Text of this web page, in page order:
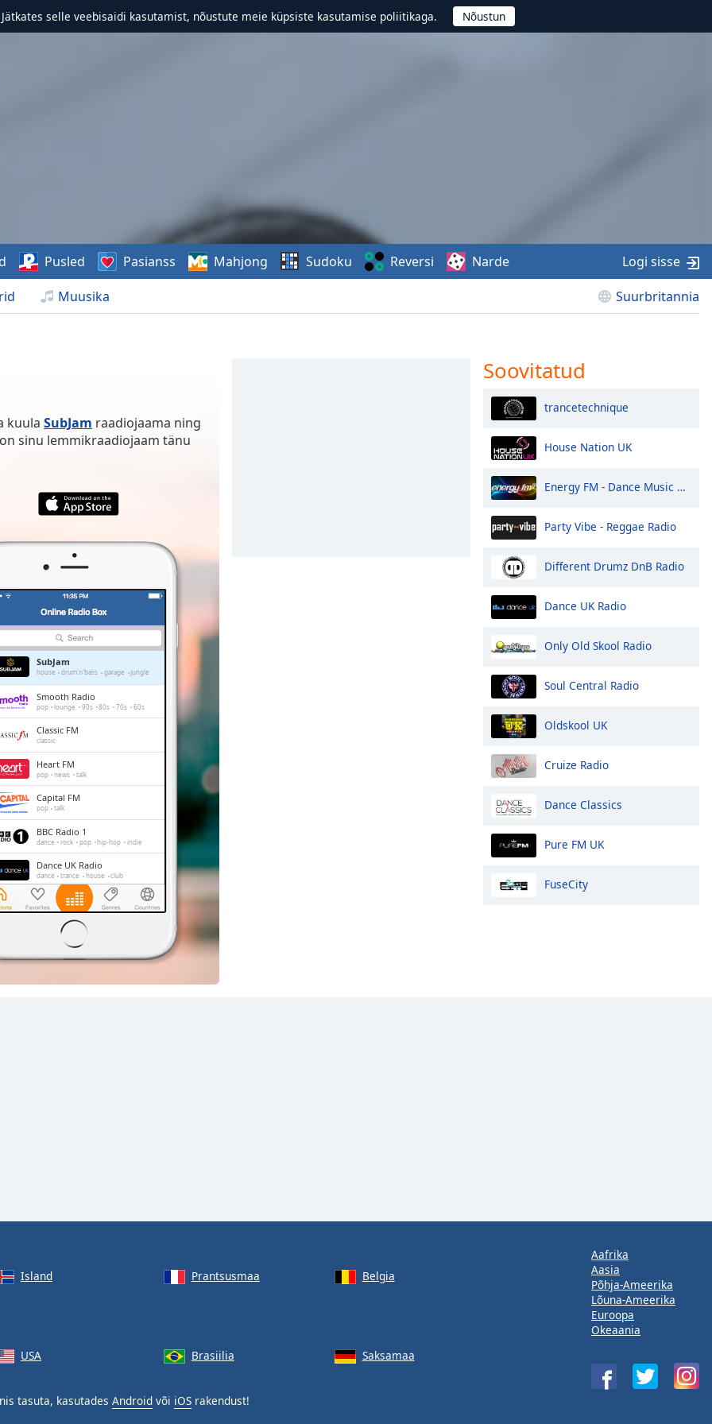
Jätkates selle veebisaidi kasutamist, nõustute meie küpsiste kasutamise poliitikaga.
Muusika Suurbritannia
Pusled Pasianss Mahjong Sudoku Reversi Narde Logi sisse
kuula SubJam raadiojaama ning
sinu lemmikraadiojaam tänu
SubJam
house drum'n'bass garage jungle
Smooth Radio
pop lounge 90s 80s 70s 60s
Classic FM
classic
Heart FM
pop news talk
Capital FM
pop talk
BBC Radio 1
dance rock pop hip-hop indie
Dance UK Radio
dance trance house club
LBC
news talk
Gold Radio
Soovitatud
trancetechnique
House Nation UK
Energy FM - Dance Music Radio
Party Vibe - Reggae Radio
Different Drumz DnB Radio
Dance UK Radio
Only Old Skool Radio
Soul Central Radio
Oldskool UK
Cruize Radio
Dance Classics
Pure FM UK
FuseCity
Island Prantsusmaa
Belgia
USA Brasiilia Saksamaa
tasuta, kasutades Android või iOS rakendust!
Aafrika
Aasia
Põhja-Ameerika
Lõuna-Ameerika
Euroopa
Okeaania